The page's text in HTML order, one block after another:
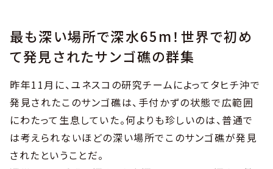
最も深い場所で深水65m！世界で初め
て発見されたサンゴ礁の群集
昨年11月に、ユネスコの研究チームによってタヒチ沖で
発見されたこのサンゴ礁は、手付かずの状態で広範囲
にわたって生息していた。何よりも珍しいのは、普通で
は考えられないほどの深い場所でこのサンゴ礁が発見
されたということだ。